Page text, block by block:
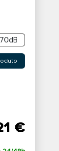
70dB
€